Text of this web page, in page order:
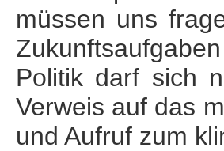
müssen uns
Politik darf sich
Verweis auf das
und Aufruf zum